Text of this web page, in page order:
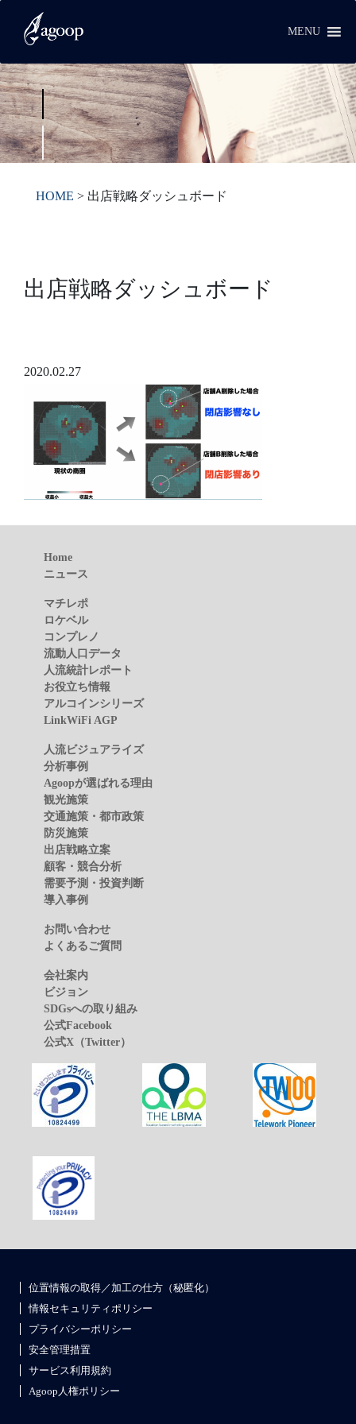
MENU
HOME > 出店戦略ダッシュボード
出店戦略ダッシュボード
2020.02.27
Home
ニュース
マチレポ
ロケベル
コンプレノ
流動人口データ
人流統計レポート
お役立ち情報
アルコインシリーズ
LinkWiFi AGP
人流ビジュアライズ
分析事例
Agoopが選ばれる理由
観光施策
交通施策・都市政策
防災施策
出店戦略立案
顧客・競合分析
需要予測・投資判断
導入事例
お問い合わせ
よくあるご質問
会社案内
ビジョン
SDGsへの取り組み
公式Facebook
公式X（Twitter）
位置情報の取得／加工の仕方（秘匿化）
情報セキュリティポリシー
プライバシーポリシー
安全管理措置
サービス利用規約
Agoop人権ポリシー